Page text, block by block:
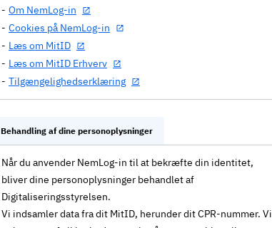
Om NemLog-in
Cookies på NemLog-in
Læs om MitID
Læs om MitID Erhverv
Tilgængelighedserklæring
Behandling af dine personoplysninger
Når du anvender NemLog-in til at bekræfte din identitet,
bliver dine personoplysninger behandlet af
Digitaliseringsstyrelsen.
Vi indsamler data fra dit MitID, herunder dit CPR-nummer. Vi